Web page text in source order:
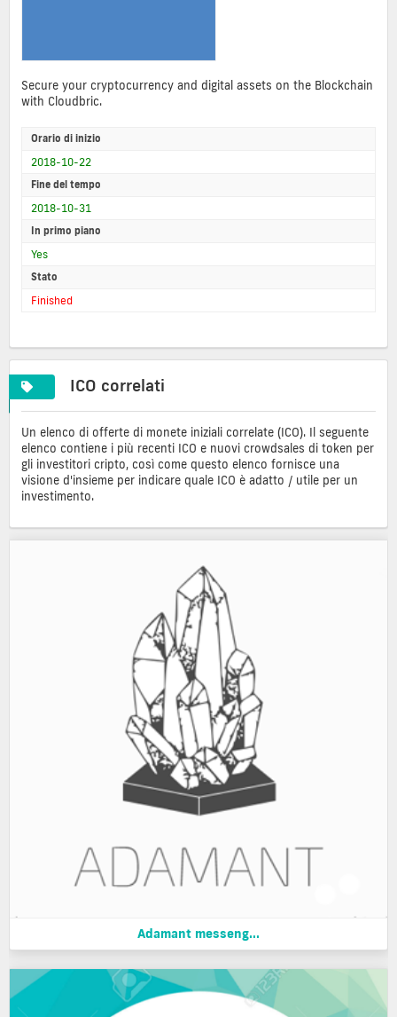
Secure your cryptocurrency and digital assets on the Blockchain
with Cloudbric.
Orario di inizio
2018-10-22
Fine del tempo
2018-10-31
In primo piano
Yes
Stato
Finished
ICO correlati
Un elenco di offerte di monete iniziali correlate (ICO). Il seguente
elenco contiene i più recenti ICO e nuovi crowdsales di token per
gli investitori cripto, così come questo elenco fornisce una
visione d'insieme per indicare quale ICO è adatto / utile per un
investimento.
Adamant messeng...